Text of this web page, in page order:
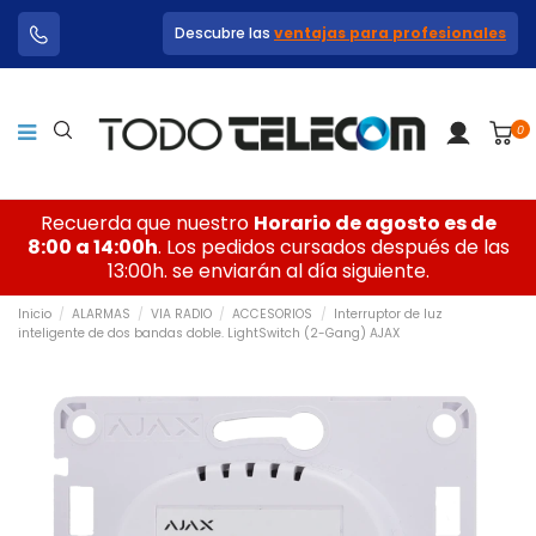
Descubre las ventajas para profesionales
0
Recuerda que nuestro Horario de agosto es de
8:00 a 14:00h. Los pedidos cursados después de las
13:00h. se enviarán al día siguiente.
Inicio ALARMAS VIA RADIO ACCESORIOS
Interruptor de luz
inteligente de dos bandas doble. LightSwitch (2-Gang) AJAX